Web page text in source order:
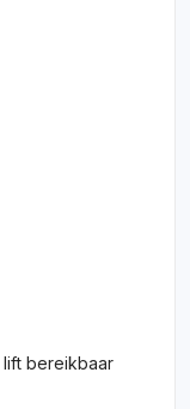
bereikbaar